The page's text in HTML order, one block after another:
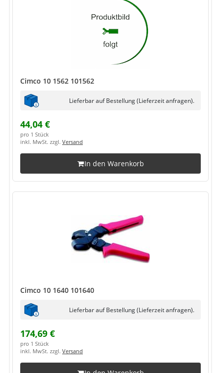
Cimco 10 1562 101562
Lieferbar auf Bestellung (Lieferzeit anfragen).
44,04 €
pro 1 Stück
inkl. MwSt. zzgl. Versand
In den Warenkorb
Cimco 10 1640 101640
Lieferbar auf Bestellung (Lieferzeit anfragen).
174,69 €
pro 1 Stück
inkl. MwSt. zzgl. Versand